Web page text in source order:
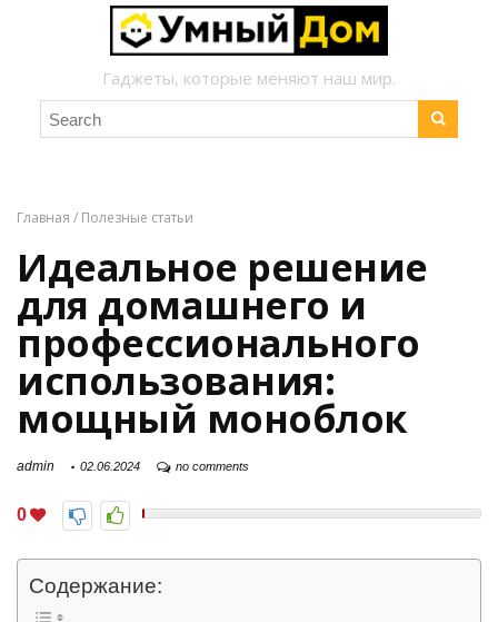
Гаджеты, которые меняют наш мир.
Главная / Полезные статьи
Идеальное решение
для домашнего и
профессионального
использования:
мощный моноблок
admin 02.06.2024 no comments
0
Содержание: